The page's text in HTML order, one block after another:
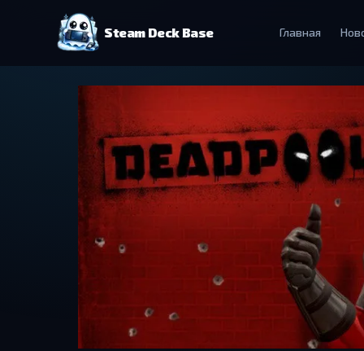
Steam Deck Base Главная